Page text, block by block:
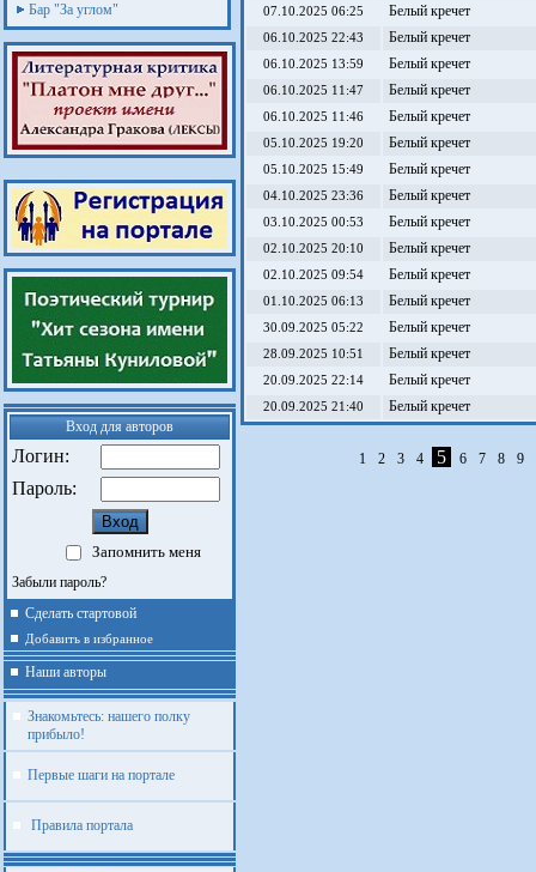
Бар "За углом"
Вход для авторов
Логин:
Пароль:
Запомнить меня
Забыли пароль?
Сделать стартовой
Добавить в избранное
Наши авторы
Знакомьтесь: нашего полку
прибыло!
Первые шаги на портале
Правила портала
07.10.2025 06:25 Белый кречет
06.10.2025 22:43 Белый кречет
06.10.2025 13:59 Белый кречет
06.10.2025 11:47 Белый кречет
06.10.2025 11:46 Белый кречет
05.10.2025 19:20 Белый кречет
05.10.2025 15:49 Белый кречет
04.10.2025 23:36 Белый кречет
03.10.2025 00:53 Белый кречет
02.10.2025 20:10 Белый кречет
02.10.2025 09:54 Белый кречет
01.10.2025 06:13 Белый кречет
30.09.2025 05:22 Белый кречет
28.09.2025 10:51 Белый кречет
20.09.2025 22:14 Белый кречет
20.09.2025 21:40 Белый кречет
1 2 3 4 5 6 7 8 9